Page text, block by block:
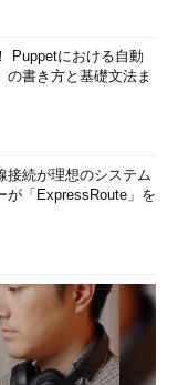
Puppetにおける自動
の書き方と基礎文法ま
接続が理想のシステム
「ExpressRoute」を